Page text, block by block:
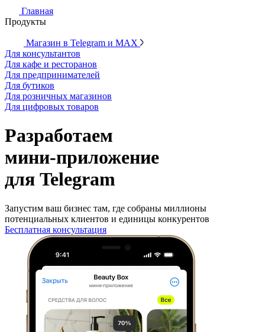
Главная
Продукты
Магазин в Telegram и MAX
Для консультантов
Для кафе и ресторанов
Для предпринимателей
Для бутиков
Для розничных магазинов
Для цифровых товаров
Разработаем
мини‑приложение
для Telegram
Запустим ваш бизнес там, где собраны миллионы
потенциальных клиентов и единицы конкурентов
Бесплатная консультация